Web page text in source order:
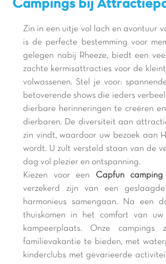
Campings bij
Zin in een uitje vol lach en avontuur
is de perfecte bestemming voor
gelegen nabij Rheeze, biedt een
zachte kermisattracties voor de
volwassenen. Stel je voor:
betoverende shows die ieders
dierbare herinneringen te creëren
dierbaren. De diversiteit aan
zin vindt, waardoor uw bezoek aan
wordt. U zult versteld staan van de
dag vol plezier en ontspanning.
Kiezen voor een Capfun
verzekerd zijn van een
harmonieus samengaan. Na
thuiskomen in het comfort van
kampeerplaats. Onze
familievakantie te bieden, met
kinderclubs met gevarieerde